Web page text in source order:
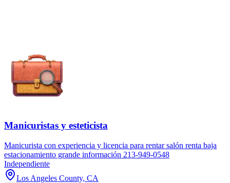
Manicuristas y esteticista
Manicurista con experiencia y licencia para rentar salón renta baja
estacionamiento grande información 213-949-0548
Independiente
Los Angeles County, CA